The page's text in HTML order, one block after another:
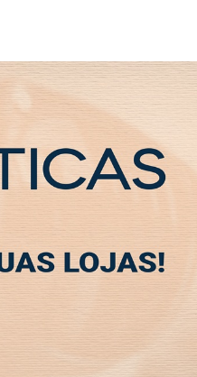
ECONOMIA DESPORTO VIVER
debater o futuro da
em